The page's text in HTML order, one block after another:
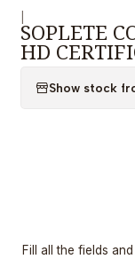
SOPLETE
HD
Show stock
Fill all the fields